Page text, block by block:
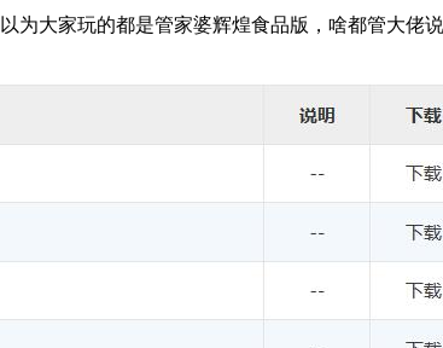
为大家玩的都是管家婆辉煌食品版，啥都管大